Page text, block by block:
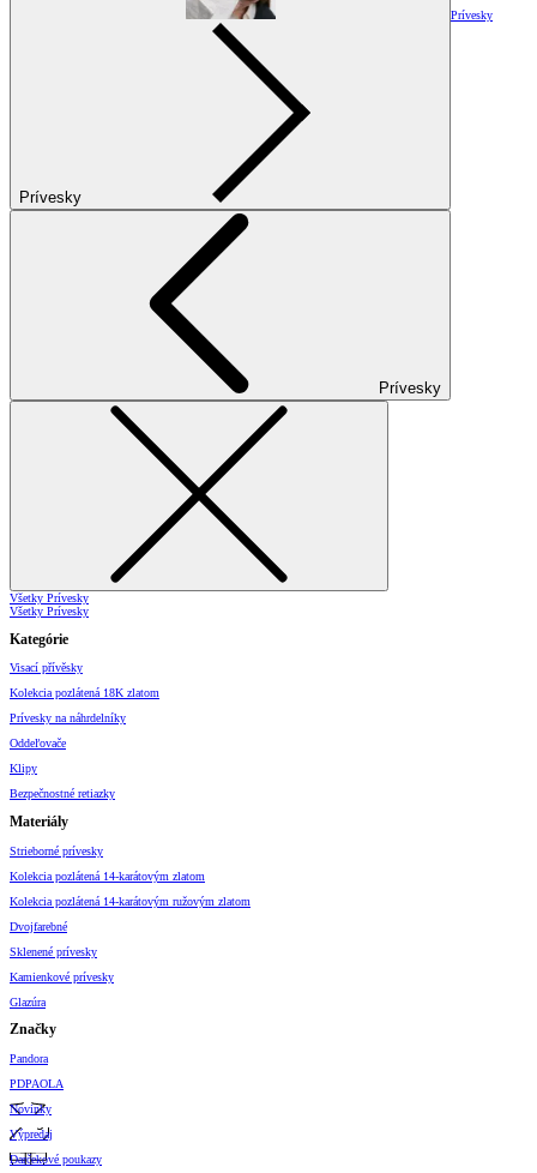
Prívesky
Prívesky
Prívesky
Všetky Prívesky
Všetky Prívesky
Kategórie
Visací přívěsky
Kolekcia pozlátená 18K zlatom
Prívesky na náhrdelníky
Oddeľovače
Klipy
Bezpečnostné retiazky
Materiály
Strieborné prívesky
Kolekcia pozlátená 14-karátovým zlatom
Kolekcia pozlátená 14-karátovým ružovým zlatom
Dvojfarebné
Sklenené prívesky
Kamienkové prívesky
Glazúra
Značky
Pandora
PDPAOLA
Novinky
Výpredaj
Darčekové poukazy